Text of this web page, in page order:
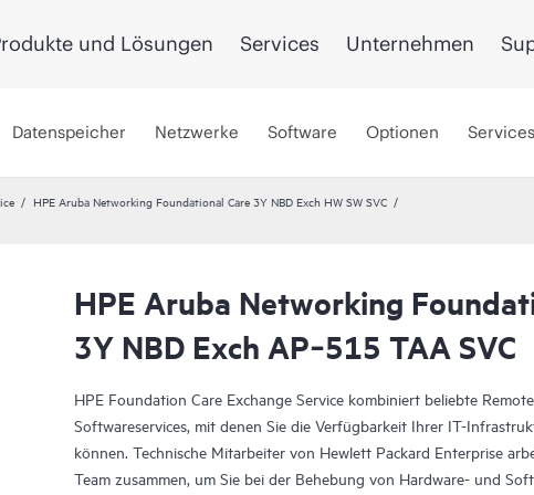
und Lösungen Services Unternehmen
Datenspeicher Netzwerke Software Optionen Services
HPE Aruba Networking Foundational Care 3Y NBD Exch HW SW SVC
HPE Aruba Networking
3Y NBD Exch AP‑515 TAA SVC
HPE Foundation Care Exchange Service kombiniert beliebte
Softwareservices, mit denen Sie die Verfügbarkeit Ihrer IT-
können. Technische Mitarbeiter von Hewlett Packard Enterprise
Team zusammen, um Sie bei der Behebung von Hardware- und